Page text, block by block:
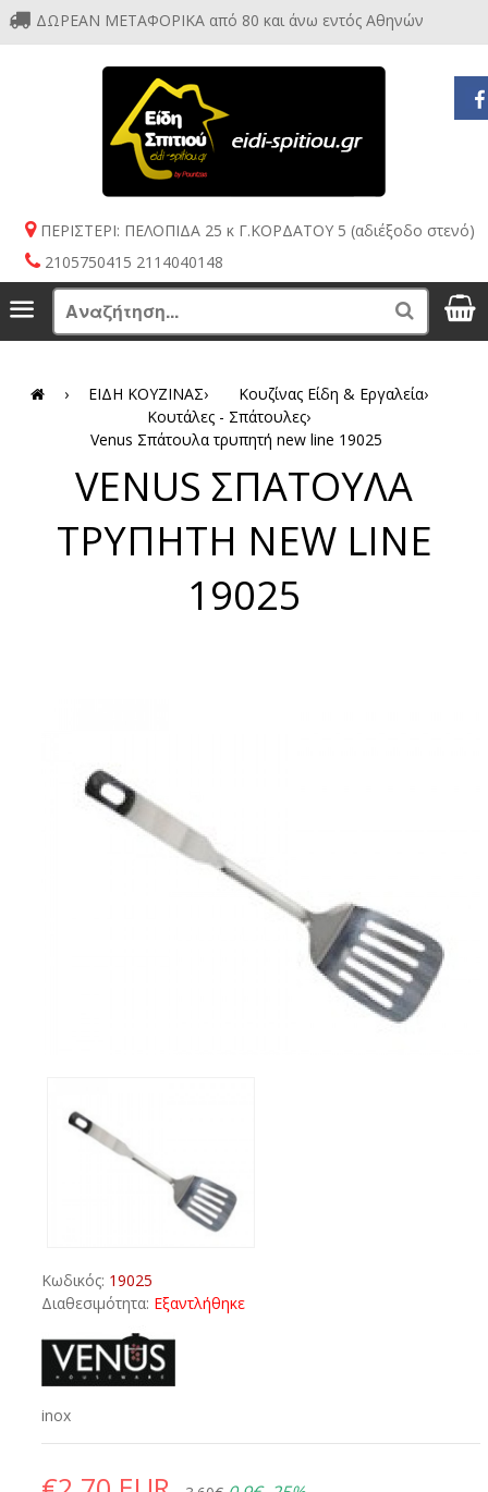
ΔΩΡΕΑΝ ΜΕΤΑΦΟΡΙΚΑ από 80 και άνω εντός Αθηνών
ΠΕΡΙΣΤΕΡΙ: ΠΕΛΟΠΙΔΑ 25 κ Γ.ΚΟΡΔΑΤΟΥ 5 (αδιέξοδο στενό)
2105750415 2114040148
Menu Search
› ΕΙΔΗ ΚΟΥΖΙΝΑΣ› Κουζίνας Είδη & Εργαλεία›
Κουτάλες - Σπάτουλες›
Venus Σπάτουλα τρυπητή new line 19025
VENUS ΣΠΑΤΟΥΛΑ
ΤΡΥΠΗΤΗ NEW LINE
19025
Κωδικός: 19025
Διαθεσιμότητα: Εξαντλήθηκε
inox